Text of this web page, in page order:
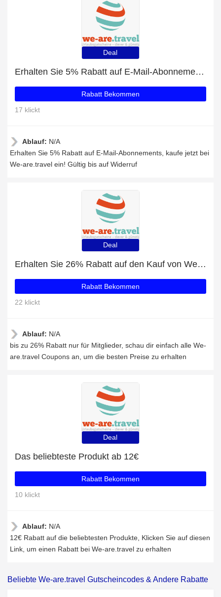
Deal
Erhalten Sie 5% Rabatt auf E-Mail-Abonnements
Rabatt Bekommen
17 klickt
Ablauf: N/A
Erhalten Sie 5% Rabatt auf E-Mail-Abonnements, kaufe jetzt bei
We-are.travel ein! Gültig bis auf Widerruf
Deal
Erhalten Sie 26% Rabatt auf den Kauf von We-are.travel
Rabatt Bekommen
22 klickt
Ablauf: N/A
bis zu 26% Rabatt nur für Mitglieder, schau dir einfach alle We-
are.travel Coupons an, um die besten Preise zu erhalten
Deal
Das beliebteste Produkt ab 12€
Rabatt Bekommen
10 klickt
Ablauf: N/A
12€ Rabatt auf die beliebtesten Produkte, Klicken Sie auf diesen
Link, um einen Rabatt bei We-are.travel zu erhalten
Beliebte We-are.travel Gutscheincodes & Andere Rabatte